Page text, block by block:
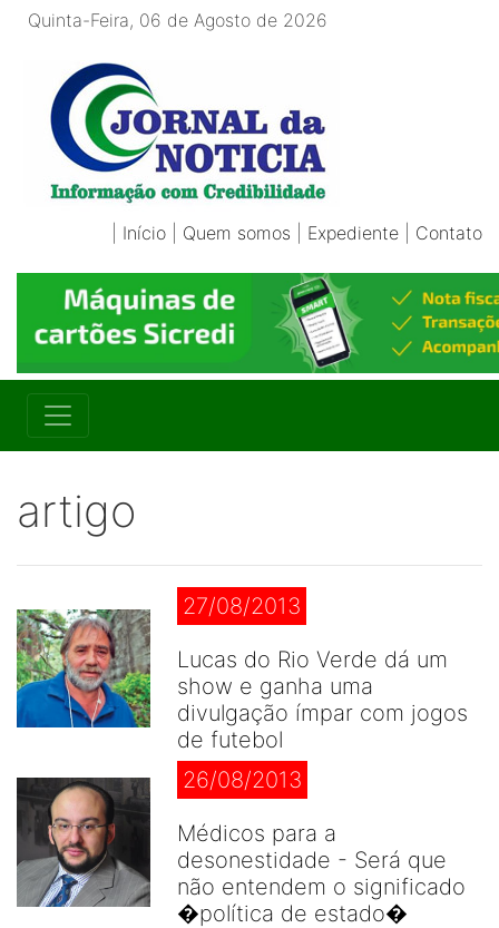
Quinta-Feira, 06 de Agosto de 2026
Início Quem somos Expediente Contato
artigo
27/08/2013
Lucas do Rio Verde dá um
show e ganha uma
divulgação ímpar com jogos
de futebol
26/08/2013
Médicos para a
desonestidade - Será que
não entendem o significado
�política de estado�